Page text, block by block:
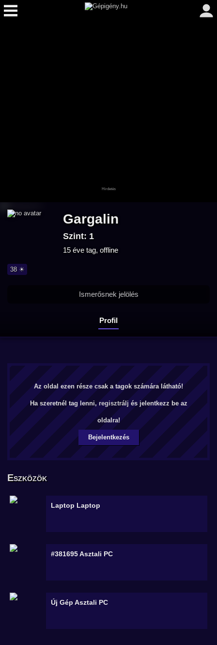
Gargalin
Szint: 1
15 éve tag, offline
38 ☀
Profil
Ismerősnek jelölés
Az oldal ezen része csak a tagok számára látható!
Ha szeretnél tag lenni, regisztrálj és jelentkezz be az
oldalra!
Bejelentkezés
Eszközök
Laptop Laptop
#381695Asztali PC
Új Gép Asztali PC